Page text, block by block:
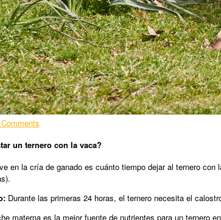
un ternero con la vaca?
en la cría de ganado es cuánto tiempo dejar al ternero
Durante las primeras 24 horas, el ternero necesita el
materna es la mejor fuente de nutrientes para un ternero